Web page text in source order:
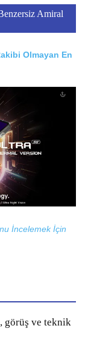
Amiral
Olmayan En
İncelemek İçin
görüş ve teknik